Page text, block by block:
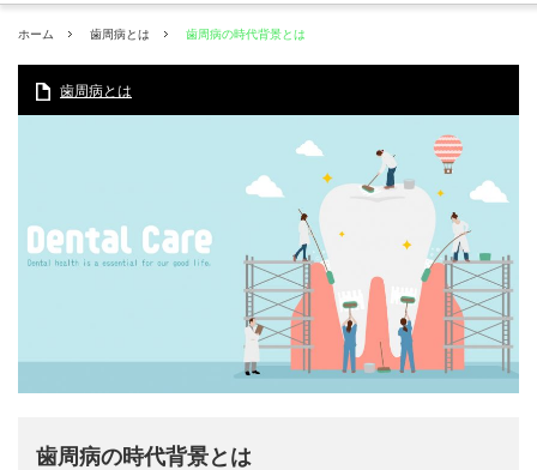
ホーム 歯周病とは 歯周病の時代背景とは
歯周病とは
歯周病の時代背景とは